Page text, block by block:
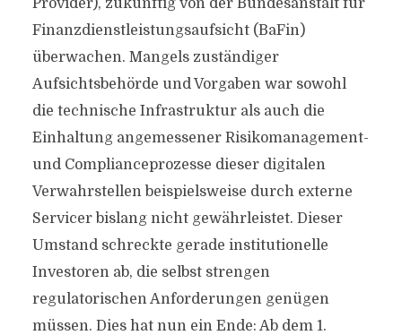
Provider), zukünftig von der Bundesanstalt für
Finanzdienstleistungsaufsicht (BaFin)
überwachen. Mangels zuständiger
Aufsichtsbehörde und Vorgaben war sowohl
die technische Infrastruktur als auch die
Einhaltung angemessener Risikomanagement-
und Complianceprozesse dieser digitalen
Verwahrstellen beispielsweise durch externe
Servicer bislang nicht gewährleistet. Dieser
Umstand schreckte gerade institutionelle
Investoren ab, die selbst strengen
regulatorischen Anforderungen genügen
müssen. Dies hat nun ein Ende: Ab dem 1.